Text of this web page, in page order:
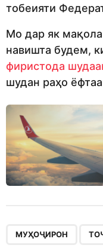
тобеияти
Мо дар як
навишта будем,
фиристода
шудан раҳо
МУҲОҶИРОН